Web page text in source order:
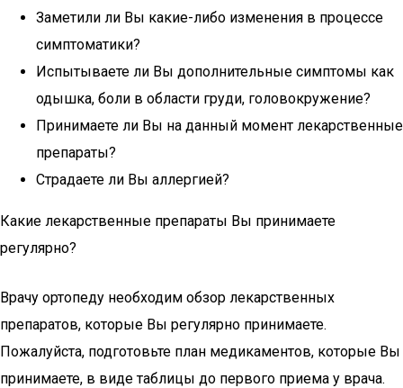
Заметили ли Вы какие-либо изменения в процессе
симптоматики?
Испытываете ли Вы дополнительные симптомы как
одышка, боли в области груди, головокружение?
Принимаете ли Вы на данный момент лекарственные
препараты?
Страдаете ли Вы аллергией?
Какие лекарственные препараты Вы принимаете
регулярно?
Врачу ортопеду необходим обзор лекарственных
препаратов, которые Вы регулярно принимаете.
Пожалуйста, подготовьте план медикаментов, которые Вы
принимаете, в виде таблицы до первого приема у врача.